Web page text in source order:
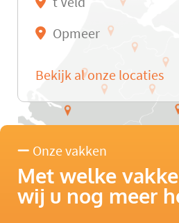
Opmeer
Bekijk al onze locaties
Onze vakken
Met welke
wij u nog meer